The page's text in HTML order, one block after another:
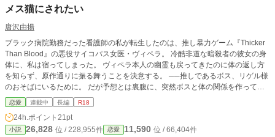
メス猫にされたい
唐沢由揚
ブラック病院勤務だった看護師の私が転生したのは、推し暴力ゲーム『Thicker
Than Blood』の悪役サイコパス女医・ヴィペラ。 冷酷非道な暗殺者の彼女の身
体に、私は宿ってしまった。 ヴィペラ本人の幽霊も戻ってきたのに体の返し方
を知らず、原作通りに振る舞うことを決意する。 ──推しであるボス、リゲル様
のおそばにいるために。 だが予想とは裏腹に、突然ボスと体の関係を作ってし
まう。 メス猫と蔑まれる激しいプレイをお望みが、ボスの抱き方は意外すぎ
て……！？ これは悪役に転生した夢女が、倫理と欲望の狭間で世界を壊さない
よう足掻く物語。 ※暴力・軽いグロ表現あり ※主人公ヴィペラも倫理観があり
ません ※同作品をムーンライトノベルズで連載中 毎週水曜を目安に投稿予定で
恋愛 連載中 長編 R18
24h.ポイント 21pt
小説 26,828 位 / 228,955件 恋愛 11,590 位 / 66,404件